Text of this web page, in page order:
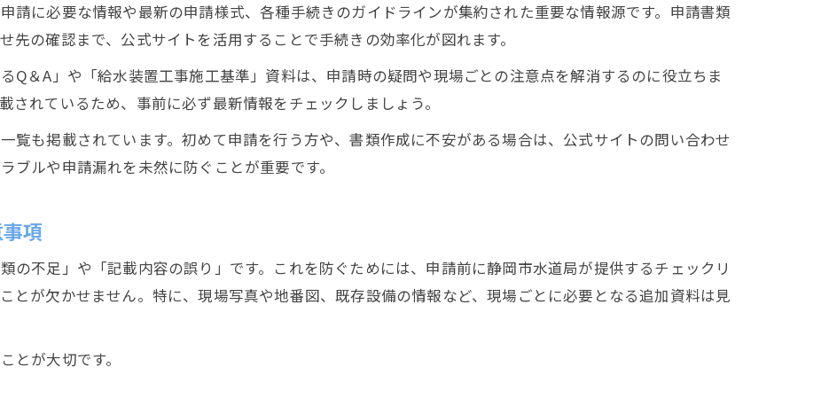
基準理解と書類作成で申請ミスを防ぐ方法
公式情報と現場経験で失敗しない工事申請
公式情報を活用した水道工事申請成功術
現場経験から学ぶ申請トラブル対策とは
水道工事申請の失敗例と事前対策ポイント
静岡市水道局公式情報のチェック方法
請に必要な情報や最新の申請様式、各種手続きのガイドラインが集約された重要な情報源です。申請書類
先の確認まで、公式サイトを活用することで手続きの効率化が図れます。
Q＆A」や「給水装置工事施工基準」資料は、申請時の疑問や現場ごとの注意点を解消するのに役立ちま
されているため、事前に必ず最新情報をチェックしましょう。
覧も掲載されています。初めて申請を行う方や、書類作成に不安がある場合は、公式サイトの問い合わせ
ブルや申請漏れを未然に防ぐことが重要です。
項
の不足」や「記載内容の誤り」です。これを防ぐためには、申請前に静岡市水道局が提供するチェックリ
とが欠かせません。特に、現場写真や地番図、既存設備の情報など、現場ごとに必要となる追加資料は見
とが大切です。